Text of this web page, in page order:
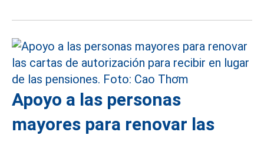
Apoyo a las personas
mayores para renovar las